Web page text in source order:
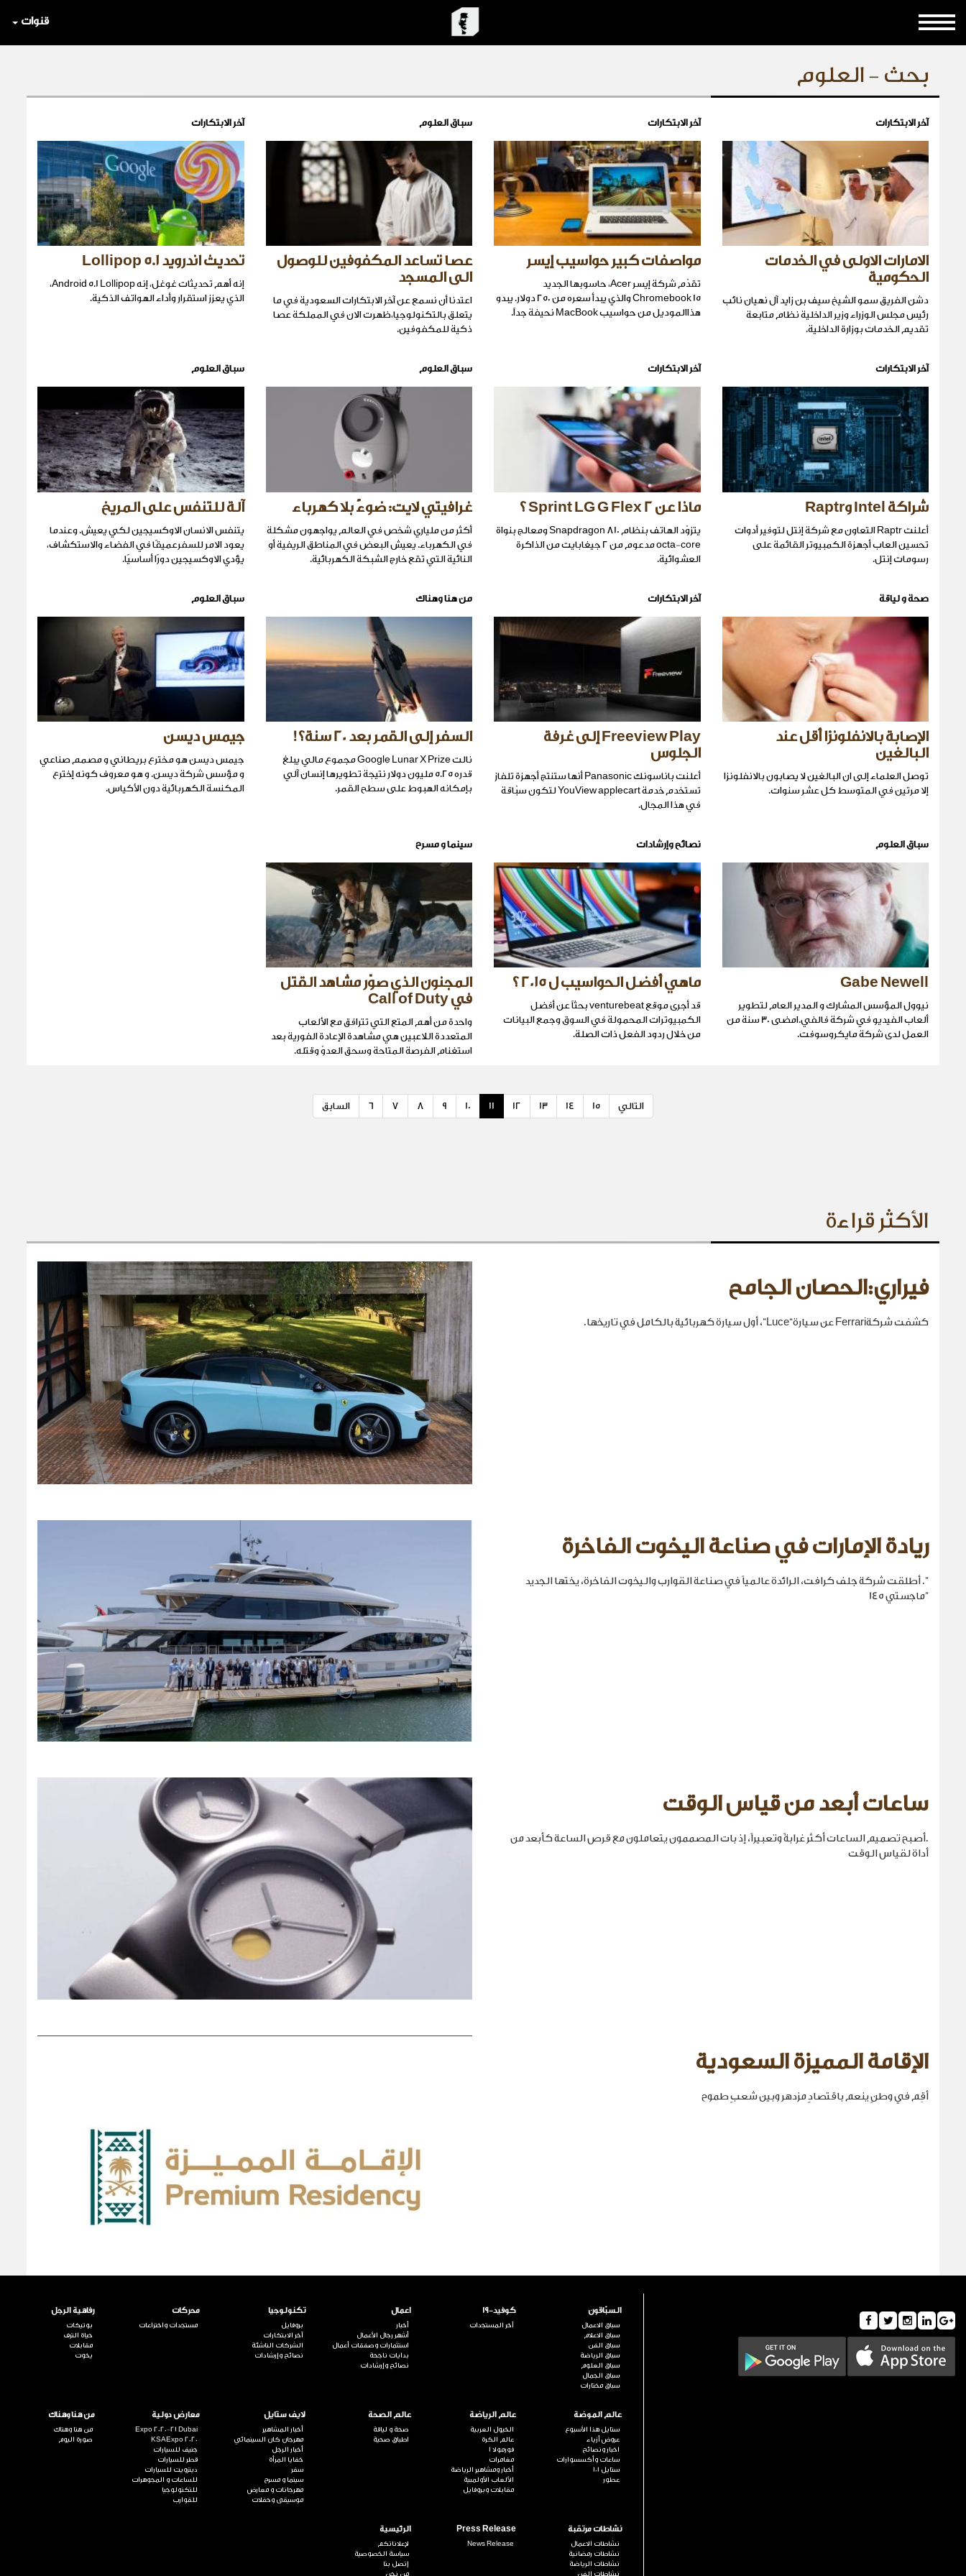
قنوات
بحث - العلوم
آخر الابتكارات
الامارات الاولى في الخدمات
الحكومية
دشن الفريق سمو الشيخ سيف بن زايد آل نهيان نائب
رئيس مجلس الوزراء وزير الداخلية نظام متابعة
تقديم الخدمات بوزارة الداخلية.
آخر الابتكارات
مواصفات كبير حواسيب إيسر
تقدّم شركة إيسر Acer، حاسوبها الجديد
Chromebook 15 والذي يبدأ سعره من 250 دولار. يبدو
هذاالموديل من حواسيب MacBook نحيفة جداً.
سباق العلوم
عصا تساعد المكفوفين للوصول
الى المسجد
اعتدنا أن نسمع عن آخر الابتكارات السعودية في ما
يتعلق بالتكنولوجيا،ظهرت الان في المملكة عصا
ذكية للمكفوفين.
آخر الابتكارات
تحديث اندرويد 5.1 Lollipop
إنه أهم تحديثات غوغل، إنه Android 5.1 Lollipop،
الذي يعزز استقرار وأداء الهواتف الذكية.
آخر الابتكارات
شراكة Intel وRaptr
أعلنت Raptr التعاون مع شركة إنتل لتوفير أدوات
تحسين العاب أجهزة الكمبيوتر القائمة على
رسومات إنتل.
آخر الابتكارات
ماذا عن Sprint LG G Flex 2 ؟
يتزوّد الهاتف بنظام Snapdragon 810 ومعالج بنواة
octa-core مدعوم من 2 جيغابايت من الذاكرة
العشوائية.
سباق العلوم
غرافيتي لايت: ضوءٌ بلا كهرباء
أكثر من ملياري شخص في العالم يواجهون مشكلة
في الكهرباء. يعيش البعض في المناطق الريفية أو
النائية التي تقع خارج الشبكة الكهربائية.
سباق العلوم
آلة للتنفس على المريخ
يتنفس الانسان الاوكسيجين لكي يعيش. وعندما
يعود الامر للسفرعميقًا في الفضاء والاستكشاف٬
يؤدي الاوكسيجين دورًا أساسيًا.
صحة و لياقة
الإصابة بالانفلونزا أقل عند
البالغين
توصل العلماء إلى ان البالغين لا يصابون بالانفلونزا
إلا مرتين في المتوسط كل عشر سنوات.
آخر الابتكارات
Freeview Play إلى غرفة
الجلوس
أعلنت باناسونك Panasonic أنها ستنتج أجهزة تلفاز
تستخدم خدمة YouView applecart لتكون سبّاقة
في هذا المجال.
من هنا وهناك
السفر إلى القمر بعد 20 سنة؟!
نالت Google Lunar X Prize مجموع مالي يبلغ
قدره 5.25 مليون دولار نتيجة تطويرها إنسان آلي
بإمكانه الهبوط على سطح القمر.
سباق العلوم
جيمس ديسن
جيمس ديسن هو مخترع بريطاني و مصمم صناعي
و مؤسس شركة ديسن. و هو معروف كونه إخترع
المكنسة الكهربائية دون الأكياس.
سباق العلوم
Gabe Newell
نيوول المؤسس المشارك و المدير العام لتطوير
ألعاب الفيديو في شركة فالفي.امضى 30 سنة من
العمل لدى شركة مايكروسوفت.
نصائح وإرشادات
ماهي أفضل الحواسيب ل 2015 ؟
قد أجرى موقع venturebeat بحثاً عن أفضل
الكمبيوترات المحمولة في السوق وجمع البيانات
من خلال ردود الفعل ذات الصلة.
سينما و مسرح
المجنون الذي صوّر مشاهد القتل
في Call of Duty
واحدة من أهم المتع التي تترافق مع الألعاب
المتعددة اللاعبين هي مشاهدة الإعادة الفورية بعد
استغنام الفرصة المتاحة وسحق العدوّ وقتله.
السابق 6 7 8 9 10 11 12 13 14 15 التالي
الأكثر قراءة
فيراري:الحصان الجامح
كشفت شركةFerrari عن سيارة“Luce”، أول سيارة كهربائية بالكامل في تاريخها.
ريادة الإمارات في صناعة اليخوت الفاخرة
". أطلقت شركة جلف كرافت، الرائدة عالمياً في صناعة القوارب واليخوت الفاخرة، يختها الجديد
"ماجستي 145
ساعات أبعد من قياس الوقت
.أصبح تصميم الساعات أكثر غرابةً وتعبيراً، إذ بات المصممون يتعاملون مع قرص الساعة كأبعد من
أداة لقياس الوقت
الإقامة المميزة السعودية
أقِم في وطنٍ ينعم باقتصادٍ مزدهر وبين شعبٍ طموح
السبّاقون
سباق الاعمال
سباق الاعلام
سباق الفن
سباق الرياضة
سباق العلوم
سباق الجمال
سباق مختارات
كوفيد-19
آخر المستجدات
اعمال
أخبار
أشهر رجال الأعمال
استثمارات وصفقات أعمال
بدايات ناجحة
نصائح وإرشادات
تكنولوجيا
بروفايل
آخر الابتكارات
الشركات الناشئة
نصائح وإرشادات
محركات
مستجدات واختراعات
رفاهية الرجل
بوتيكات
حياة الترف
مقابلات
يخوت
عالم الموضة
ستايل هذا الأسبوع
عروض أزياء
اخبار ونصائح
ساعات وأكسسوارات
ستايل 101
عطور
عالم الرياضة
الخيول العربية
عالم الكرة
فورمولا 1
مغامرات
أخبار ومشاهير الرياضة
الألعاب الأولمبية
مقابلات وبروفايل
عالم الصحة
صحة و لياقة
اطباق صحية
لايف ستايل
أخبار المشاهير
مهرجان كان السينمائي
أخبار الرجل
خفايا المرأة
سفر
سينما و مسرح
مهرجانات و معارض
موسيقى وحفلات
معارض دولية
Expo 2020-21 Dubai
KSAExpo 2020
جنيف للسيارات
قطر للسيارات
ديترويت للسيارات
للساعات و المجوهرات
للتكنولوجيا
للقوارب
من هنا وهناك
من هنا وهناك
صورة اليوم
نشاطات مرتقبة
نشاطات الاعمال
نشاطات رمضانية
نشاطات الرياضة
نشاطات الفن
Press Release
News Release
الرئيسية
لإعلاناتكم
سياسة الخصوصية
إتصل بنا
من نحن